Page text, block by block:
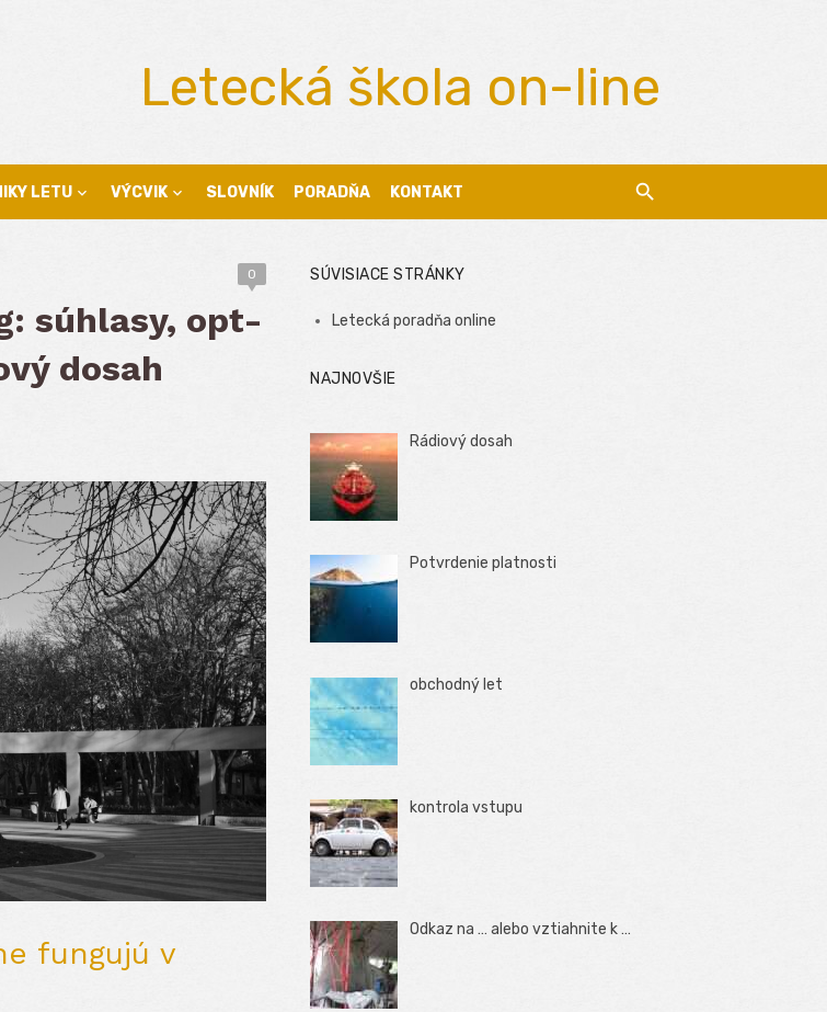
Letecká škola on-line
LETU VÝCVIK SLOVNÍK PORADŇA KONTAKT
0
súhlasy, opt-
dosah
fungujú v
SÚVISIACE STRÁNKY
Letecká poradňa online
NAJNOVŠIE
Rádiový dosah
Potvrdenie platnosti
obchodný let
kontrola vstupu
Odkaz na … alebo vztiahnite k …